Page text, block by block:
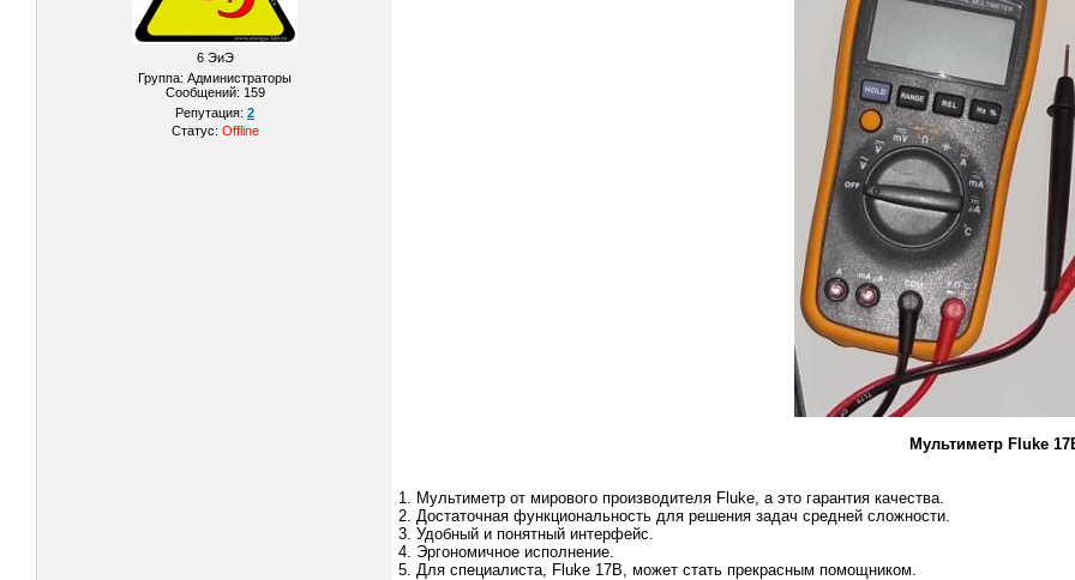
6 ЭиЭ
Группа: Администраторы
Сообщений: 159
Репутация: 2
Статус: Offline
Мультиметр Fluke
1. Мультиметр от мирового производителя Fluke, а это гарантия качества.
2. Достаточная функциональность для решения задач средней сложности.
3. Удобный и понятный интерфейс.
4. Эргономичное исполнение.
5. Для специалиста, Fluke 17B, может стать прекрасным помощником.